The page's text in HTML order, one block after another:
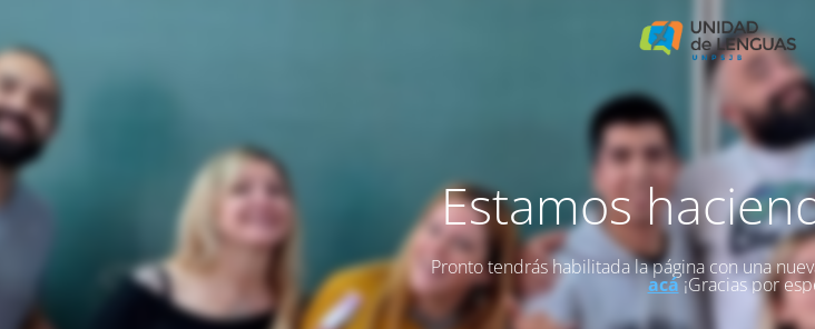
Estamos
Pronto tendrás habilitada la página con una
acá¡Gracias por